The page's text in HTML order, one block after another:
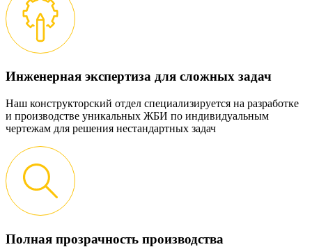
Инженерная экспертиза для сложных задач
Наш конструкторский отдел специализируется на разработке
и производстве уникальных ЖБИ по индивидуальным
чертежам для решения нестандартных задач
Полная прозрачность производства